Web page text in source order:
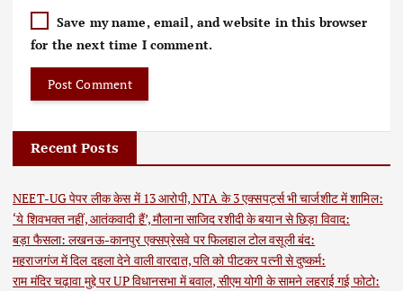
Save my name, email, and website in this browser
for the next time I comment.
Recent Posts
NEET-UG पेपर लीक केस में 13 आरोपी, NTA के 3 एक्सपर्ट्स भी चार्जशीट में शामिल:
‘ये शिवभक्त नहीं, आतंकवादी हैं’, मौलाना साजिद रशीदी के बयान से छिड़ा विवाद:
बड़ा फैसला: लखनऊ-कानपुर एक्सप्रेसवे पर फिलहाल टोल वसूली बंद:
महराजगंज में दिल दहला देने वाली वारदात, पति को पीटकर पत्नी से दुष्कर्म:
राम मंदिर चढ़ावा मुद्दे पर UP विधानसभा में बवाल, सीएम योगी के सामने लहराई गई फोटो: